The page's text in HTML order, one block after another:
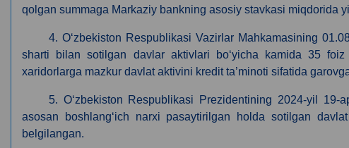
qolgan summaga Markaziy bankning asosiy stavkasi miqdorida
4. Oʻzbekiston Respublikasi Vazirlar Mahkamasining
sharti bilan sotilgan davlar aktivlari boʻyicha kamida 35
xaridorlarga mazkur davlat aktivini kredit ta’minoti sifatida
5. O‘zbekiston Respublikasi Prezidentining 2024-yil
asosan boshlang‘ich narxi pasaytirilgan holda sotilgan
belgilangan.